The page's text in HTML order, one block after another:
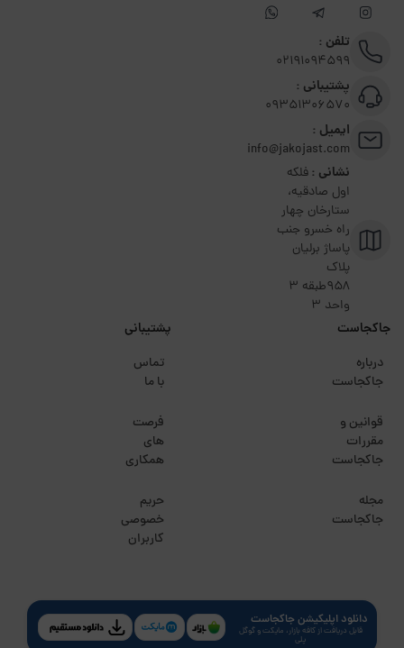
تلفن :
02191094599
پشتیبانی :
09351306570
ایمیل :
info@jakojast.com
نشانی :فلکه
اول صادقیه،
ستارخان چهار
راه خسرو جنب
پاساژ برلیان
پلاک
۹۵۸طبقه 3
واحد 3
جاکجاست
درباره
جاکجاست
قوانین و
مقررات
جاکجاست
مجله
جاکجاست
پشتیبانی
تماس
با ما
فرصت
های
همکاری
حریم
خصوصی
کاربران
دانلود اپلیکیشن جاکجاست
قابل دریافت از کافه بازار، مایکت و گوگل
پلی